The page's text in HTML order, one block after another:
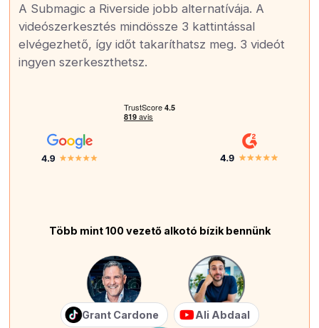
A Submagic a Riverside jobb alternatívája. A
videószerkesztés mindössze 3 kattintással
elvégezhető, így időt takaríthatsz meg. 3 videót
ingyen szerkeszthetsz.
Több mint 100 vezető alkotó bízik bennünk
Grant Cardone Ali Abdaal